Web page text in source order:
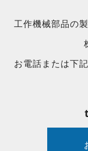
工作機械部品の
お電話または下